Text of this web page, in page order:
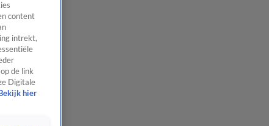
content
intrekt,
de link
Digitale
Bekijk hier